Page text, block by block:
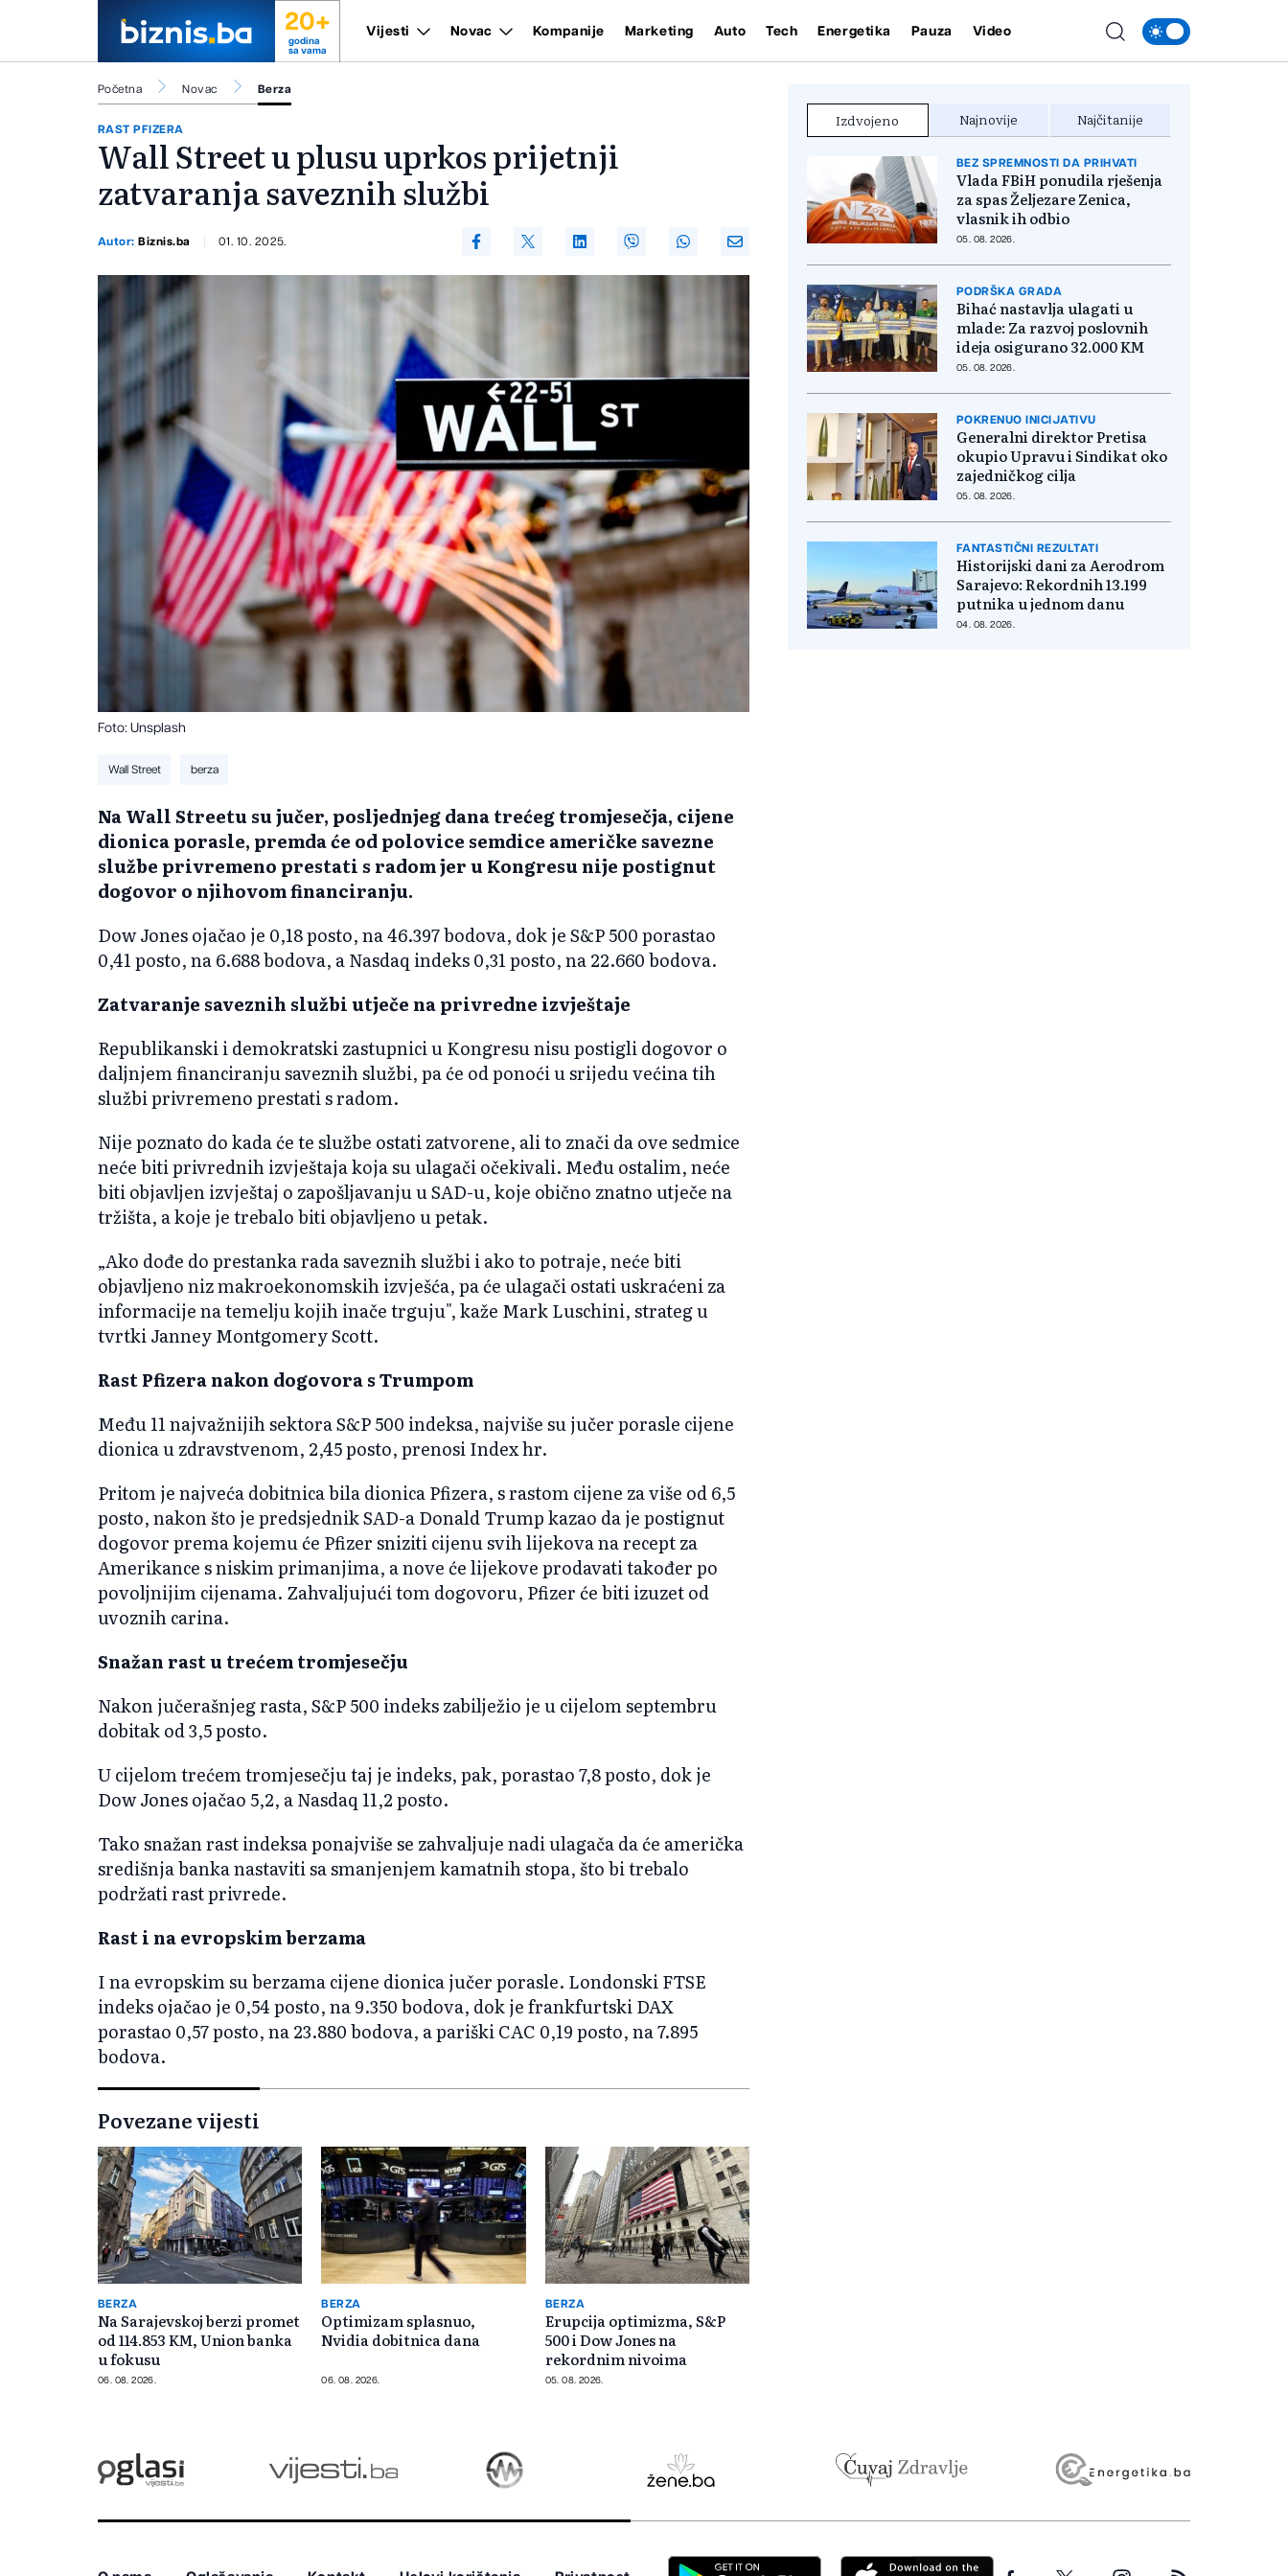
20+
godina
sa vama
Vijesti Novac Kompanije Marketing Auto Tech Energetika Pauza Video
Početna Novac Berza
RAST PFIZERA
Wall Street u plusu uprkos prijetnji
zatvaranja saveznih službi
Autor:Biznis.ba 01. 10. 2025.
Foto: Unsplash
Wall Street berza
Na Wall Streetu su jučer, posljednjeg dana trećeg tromjesečja, cijene
dionica porasle, premda će od polovice semdice američke savezne
službe privremeno prestati s radom jer u Kongresu nije postignut
dogovor o njihovom financiranju.
Dow Jones ojačao je 0,18 posto, na 46.397 bodova, dok je S&P 500 porastao
0,41 posto, na 6.688 bodova, a Nasdaq indeks 0,31 posto, na 22.660 bodova.
Zatvaranje saveznih službi utječe na privredne izvještaje
Republikanski i demokratski zastupnici u Kongresu nisu postigli dogovor o
daljnjem financiranju saveznih službi, pa će od ponoći u srijedu većina tih
službi privremeno prestati s radom.
Nije poznato do kada će te službe ostati zatvorene, ali to znači da ove sedmice
neće biti privrednih izvještaja koja su ulagači očekivali. Među ostalim, neće
biti objavljen izvještaj o zapošljavanju u SAD-u, koje obično znatno utječe na
tržišta, a koje je trebalo biti objavljeno u petak.
„Ako dođe do prestanka rada saveznih službi i ako to potraje, neće biti
objavljeno niz makroekonomskih izvješća, pa će ulagači ostati uskraćeni za
informacije na temelju kojih inače trguju", kaže Mark Luschini, strateg u
tvrtki Janney Montgomery Scott.
Rast Pfizera nakon dogovora s Trumpom
Među 11 najvažnijih sektora S&P 500 indeksa, najviše su jučer porasle cijene
dionica u zdravstvenom, 2,45 posto, prenosi Index hr.
Pritom je najveća dobitnica bila dionica Pfizera, s rastom cijene za više od 6,5
posto, nakon što je predsjednik SAD-a Donald Trump kazao da je postignut
dogovor prema kojemu će Pfizer sniziti cijenu svih lijekova na recept za
Amerikance s niskim primanjima, a nove će lijekove prodavati također po
povoljnijim cijenama. Zahvaljujući tom dogovoru, Pfizer će biti izuzet od
uvoznih carina.
Snažan rast u trećem tromjesečju
Nakon jučerašnjeg rasta, S&P 500 indeks zabilježio je u cijelom septembru
dobitak od 3,5 posto.
U cijelom trećem tromjesečju taj je indeks, pak, porastao 7,8 posto, dok je
Dow Jones ojačao 5,2, a Nasdaq 11,2 posto.
Tako snažan rast indeksa ponajviše se zahvaljuje nadi ulagača da će američka
središnja banka nastaviti sa smanjenjem kamatnih stopa, što bi trebalo
podržati rast privrede.
Rast i na evropskim berzama
I na evropskim su berzama cijene dionica jučer porasle. Londonski FTSE
indeks ojačao je 0,54 posto, na 9.350 bodova, dok je frankfurtski DAX
porastao 0,57 posto, na 23.880 bodova, a pariški CAC 0,19 posto, na 7.895
bodova.
Povezane vijesti
BERZA
Na Sarajevskoj berzi promet
od 114.853 KM, Union banka
u fokusu
06. 08. 2026.
BERZA
Optimizam splasnuo,
Nvidia dobitnica dana
06. 08. 2026.
BERZA
Erupcija optimizma, S&P
500 i Dow Jones na
rekordnim nivoima
05. 08. 2026.
Izdvojeno Najnovije Najčitanije
BEZ SPREMNOSTI DA PRIHVATI
Vlada FBiH ponudila rješenja
za spas Željezare Zenica,
vlasnik ih odbio
05. 08. 2026.
PODRŠKA GRADA
Bihać nastavlja ulagati u
mlade: Za razvoj poslovnih
ideja osigurano 32.000 KM
05. 08. 2026.
POKRENUO INICIJATIVU
Generalni direktor Pretisa
okupio Upravu i Sindikat oko
zajedničkog cilja
05. 08. 2026.
FANTASTIČNI REZULTATI
Historijski dani za Aerodrom
Sarajevo: Rekordnih 13.199
putnika u jednom danu
04. 08. 2026.